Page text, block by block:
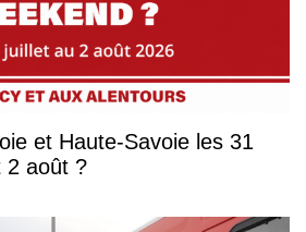
et Haute-Savoie les 31
juillet, 1er août et 2 août ?